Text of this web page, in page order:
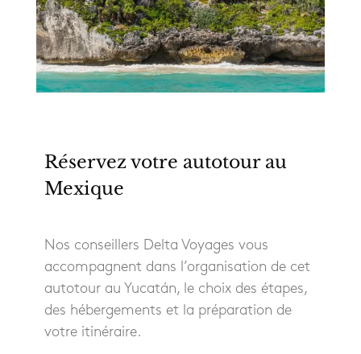
Réservez votre autotour au
Mexique
Nos conseillers Delta Voyages vous
accompagnent dans l’organisation de cet
autotour au Yucatán, le choix des étapes,
des hébergements et la préparation de
votre itinéraire.